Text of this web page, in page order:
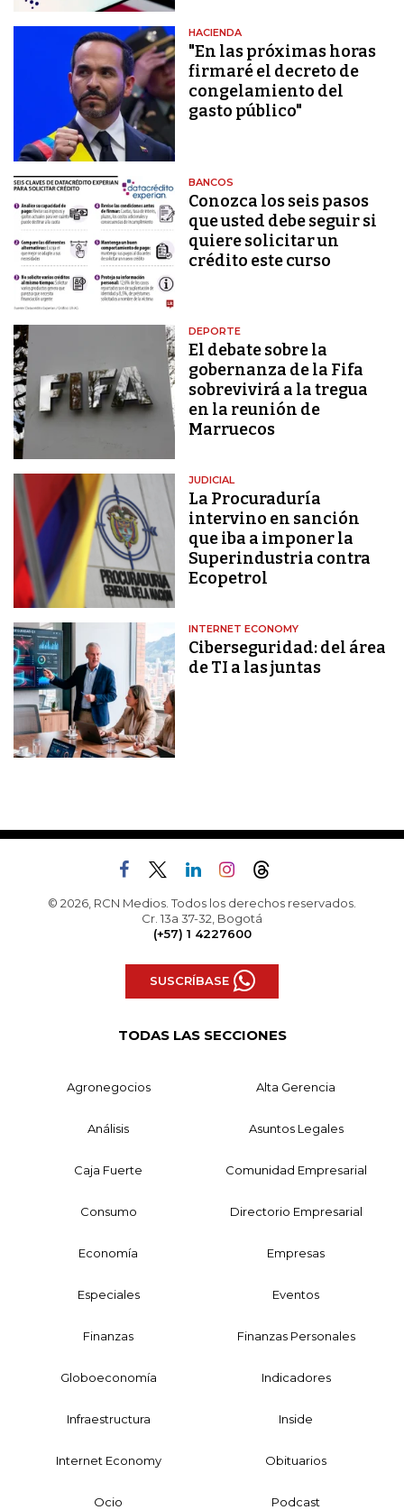
HACIENDA
"En las próximas horas
firmaré el decreto de
congelamiento del
gasto público"
BANCOS
Conozca los seis pasos
que usted debe seguir si
quiere solicitar un
crédito este curso
DEPORTE
El debate sobre la
gobernanza de la Fifa
sobrevivirá a la tregua
en la reunión de
Marruecos
JUDICIAL
La Procuraduría
intervino en sanción
que iba a imponer la
Superindustria contra
Ecopetrol
INTERNET ECONOMY
Ciberseguridad: del área
de TI a las juntas
© 2026, RCN Medios. Todos los derechos reservados.
Cr. 13a 37-32, Bogotá
(+57) 1 4227600
SUSCRÍBASE
TODAS LAS SECCIONES
Agronegocios Alta Gerencia
Análisis Asuntos Legales
Caja Fuerte Comunidad Empresarial
Consumo Directorio Empresarial
Economía Empresas
Especiales Eventos
Finanzas Finanzas Personales
Globoeconomía Indicadores
Infraestructura Inside
Internet Economy Obituarios
Ocio Podcast